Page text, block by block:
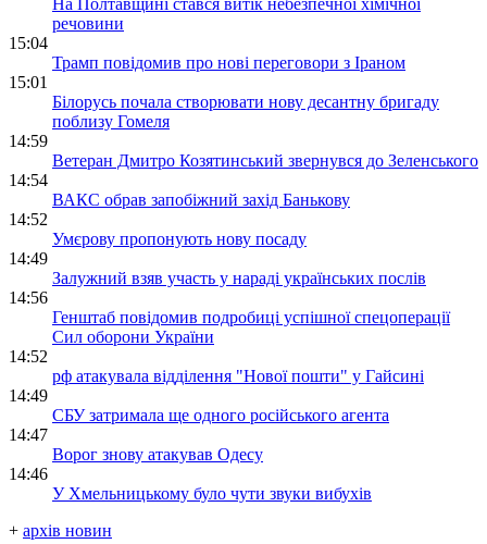
На Полтавщині стався витік небезпечної хімічної
речовини
15:04
Трамп повідомив про нові переговори з Іраном
15:01
Білорусь почала створювати нову десантну бригаду
поблизу Гомеля
14:59
Ветеран Дмитро Козятинський звернувся до Зеленського
14:54
ВАКС обрав запобіжний захід Банькову
14:52
Умєрову пропонують нову посаду
14:49
Залужний взяв участь у нараді українських послів
14:56
Генштаб повідомив подробиці успішної спецоперації
Сил оборони України
14:52
рф атакувала відділення "Нової пошти" у Гайсині
14:49
СБУ затримала ще одного російського агента
14:47
Ворог знову атакував Одесу
14:46
У Хмельницькому було чути звуки вибухів
+ архів новин